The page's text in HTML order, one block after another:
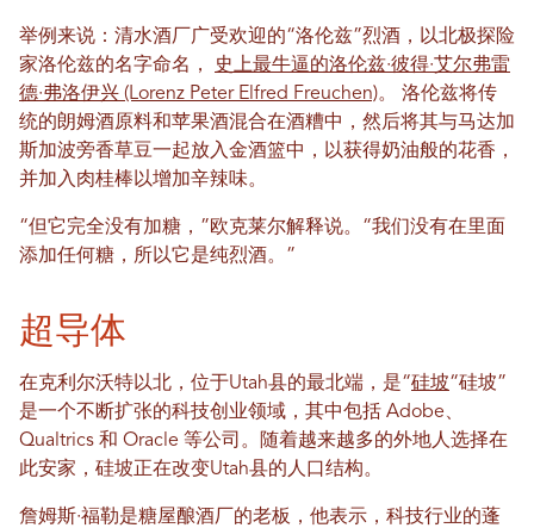
举例来说：清水酒厂广受欢迎的“洛伦兹”烈酒，以北极探险
家洛伦兹的名字命名，
史上最牛逼的洛伦兹·彼得·艾尔弗雷
德·弗洛伊兴 (Lorenz Peter Elfred Freuchen)。
洛伦兹将传
统的朗姆酒原料和苹果酒混合在酒糟中，然后将其与马达加
斯加波旁香草豆一起放入金酒篮中，以获得奶油般的花香，
并加入肉桂棒以增加辛辣味。
“但它完全没有加糖，”欧克莱尔解释说。“我们没有在里面
添加任何糖，所以它是纯烈酒。”
超导体
在克利尔沃特以北，位于Utah县的最北端，是“硅坡“硅坡”
是一个不断扩张的科技创业领域，其中包括 Adob​​e、
Qualtrics 和 Oracle 等公司。随着越来越多的外地人选择在
此安家，硅坡正在改变Utah县的人口结构。
詹姆斯·福勒是糖屋酿酒厂的老板，他表示，科技行业的蓬